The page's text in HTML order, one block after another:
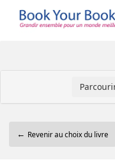
← Revenir au choix du livre